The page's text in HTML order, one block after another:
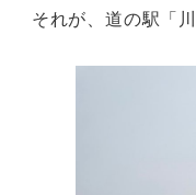
それが、道の駅「